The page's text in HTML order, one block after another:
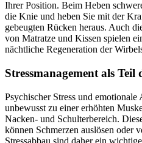
Ihrer Position. Beim Heben
die Knie und heben Sie mit der
gebeugten Rücken heraus. Auch
von Matratze und Kissen spielen
nächtliche Regeneration der
Stressmanagement als
Psychischer Stress und
unbewusst zu einer erhöhten
Nacken- und Schulterbereich.
können Schmerzen auslösen oder
Stressabbau sind daher ein